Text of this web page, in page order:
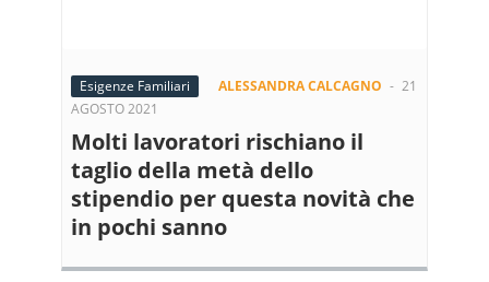
Esigenze Familiari ALESSANDRA CALCAGNO - 21
AGOSTO 2021
Molti lavoratori rischiano il
taglio della metà dello
stipendio per questa novità che
in pochi sanno